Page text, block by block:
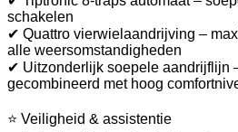
schakelen
✔ Quattro vierwielaandrijving –
alle weersomstandigheden
✔ Uitzonderlijk soepele aandrijflijn
gecombineerd met hoog
⭐ Veiligheid & assistentie